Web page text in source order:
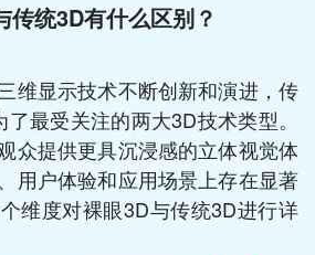
传统3D有什么区别？
维显示技术不断创新和演进，传
最受关注的两大3D技术类型。
众提供更具沉浸感的立体视觉体
用户体验和应用场景上存在显著
维度对裸眼3D与传统3D进行详